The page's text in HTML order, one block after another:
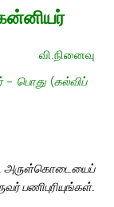
வி.நினைவு
– பொது (கல்விப்
அருள்கொடையைப்
பணிபுரியுங்கள்.